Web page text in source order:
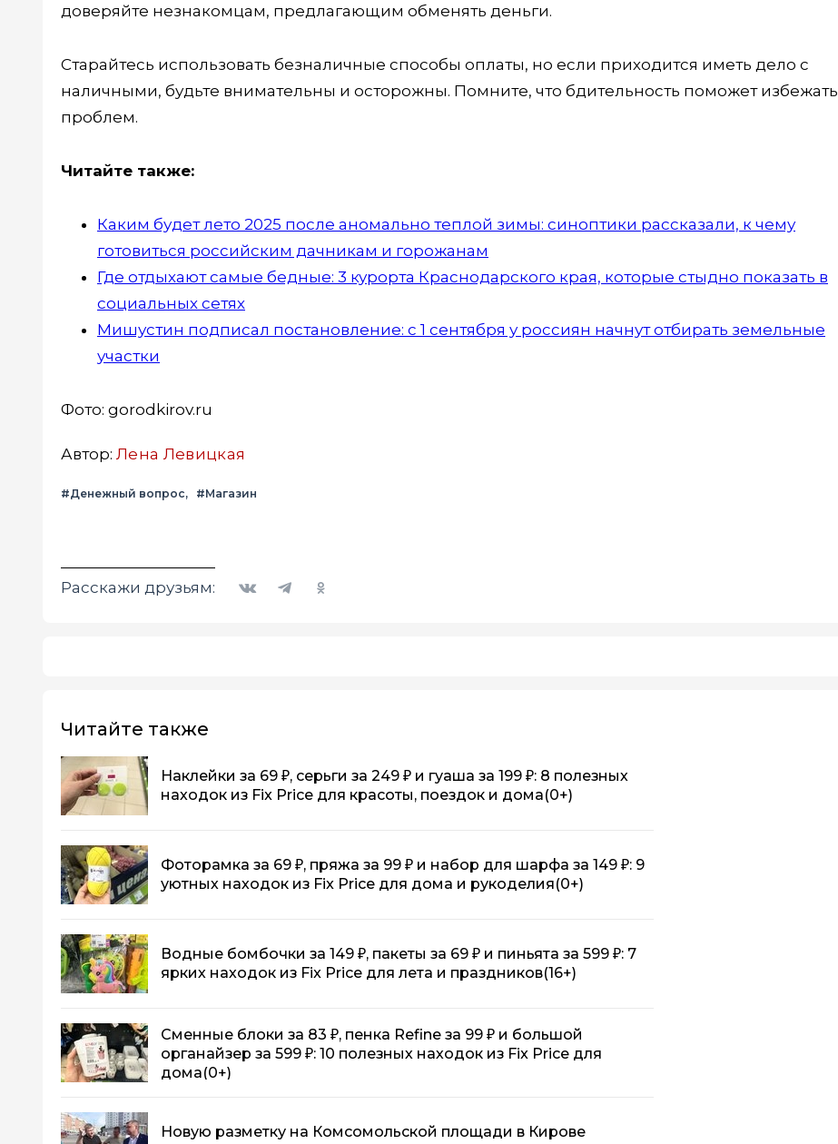
доверяйте незнакомцам, предлагающим обменять деньги.
Старайтесь использовать безналичные способы оплаты, но если приходится иметь дело с
наличными, будьте внимательны и осторожны. Помните, что бдительность поможет избежать
проблем.
Читайте также:
Каким будет лето 2025 после аномально теплой зимы: синоптики рассказали, к чему
готовиться российским дачникам и горожанам
Где отдыхают самые бедные: 3 курорта Краснодарского края, которые стыдно показать в
социальных сетях
Мишустин подписал постановление: с 1 сентября у россиян начнут отбирать земельные
участки
Фото: gorodkirov.ru
Автор: Лена Левицкая
#Денежный вопрос #Магазин
Расскажи друзьям:
Читайте также
Наклейки за 69 ₽, серьги за 249 ₽ и гуаша за 199 ₽: 8 полезных
находок из Fix Price для красоты, поездок и дома(0+)
Фоторамка за 69 ₽, пряжа за 99 ₽ и набор для шарфа за 149 ₽: 9
уютных находок из Fix Price для дома и рукоделия(0+)
Водные бомбочки за 149 ₽, пакеты за 69 ₽ и пиньята за 599 ₽: 7
ярких находок из Fix Price для лета и праздников(16+)
Сменные блоки за 83 ₽, пенка Refine за 99 ₽ и большой
органайзер за 599 ₽: 10 полезных находок из Fix Price для
дома(0+)
Новую разметку на Комсомольской площади в Кирове